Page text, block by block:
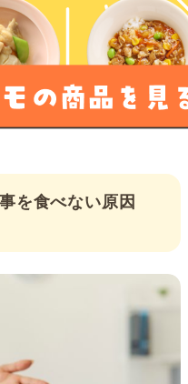
を食べない原因